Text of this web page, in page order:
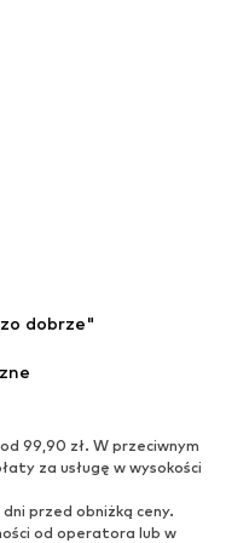
dobrze"
99,90 zł. W przeciwnym
za usługę w wysokości
przed obniżką ceny.
od operatora lub w